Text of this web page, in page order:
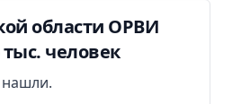
области ОРВИ
человек
нашли.